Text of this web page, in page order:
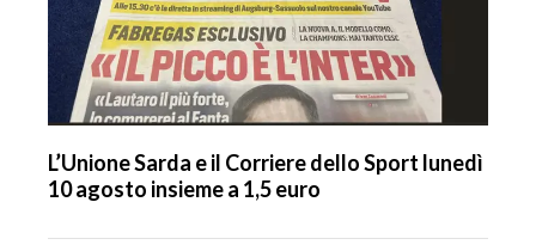
L’Unione Sarda e il Corriere dello Sport lunedì
10 agosto insieme a 1,5 euro